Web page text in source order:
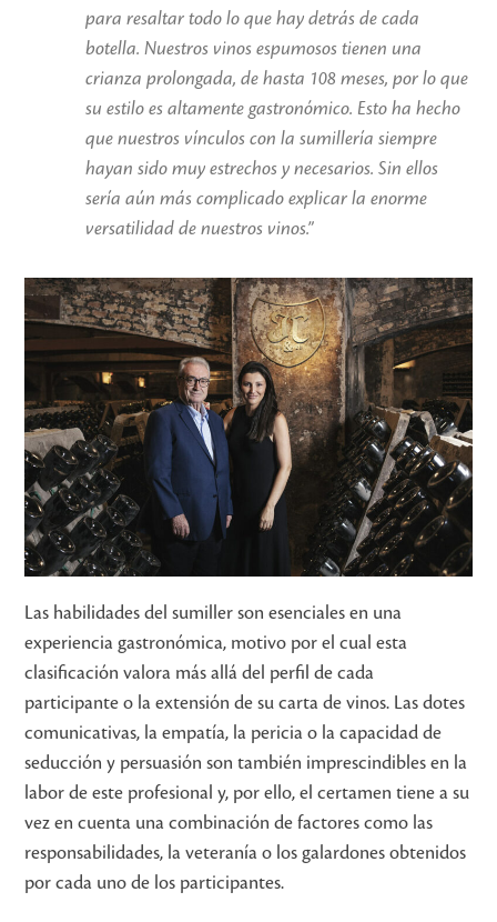
para resaltar todo lo que hay detrás de cada
botella. Nuestros vinos espumosos tienen una
crianza prolongada, de hasta 108 meses, por lo que
su estilo es altamente gastronómico. Esto ha hecho
que nuestros vínculos con la sumillería siempre
hayan sido muy estrechos y necesarios. Sin ellos
sería aún más complicado explicar la enorme
versatilidad de nuestros vinos.”
Las habilidades del sumiller son esenciales en una
experiencia gastronómica, motivo por el cual esta
clasificación valora más allá del perfil de cada
participante o la extensión de su carta de vinos. Las dotes
comunicativas, la empatía, la pericia o la capacidad de
seducción y persuasión son también imprescindibles en la
labor de este profesional y, por ello, el certamen tiene a su
vez en cuenta una combinación de factores como las
responsabilidades, la veteranía o los galardones obtenidos
por cada uno de los participantes.